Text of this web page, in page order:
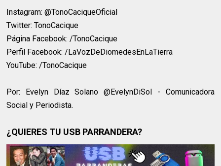
Instagram: @TonoCaciqueOficial
Twitter: TonoCacique
Página Facebook: /TonoCacique
Perfil Facebook: /LaVozDeDiomedesEnLaTierra
YouTube: /TonoCacique
Por: Evelyn Díaz Solano @EvelynDiSol - Comunicadora
Social y Periodista.
¿QUIERES TU USB PARRANDERA?